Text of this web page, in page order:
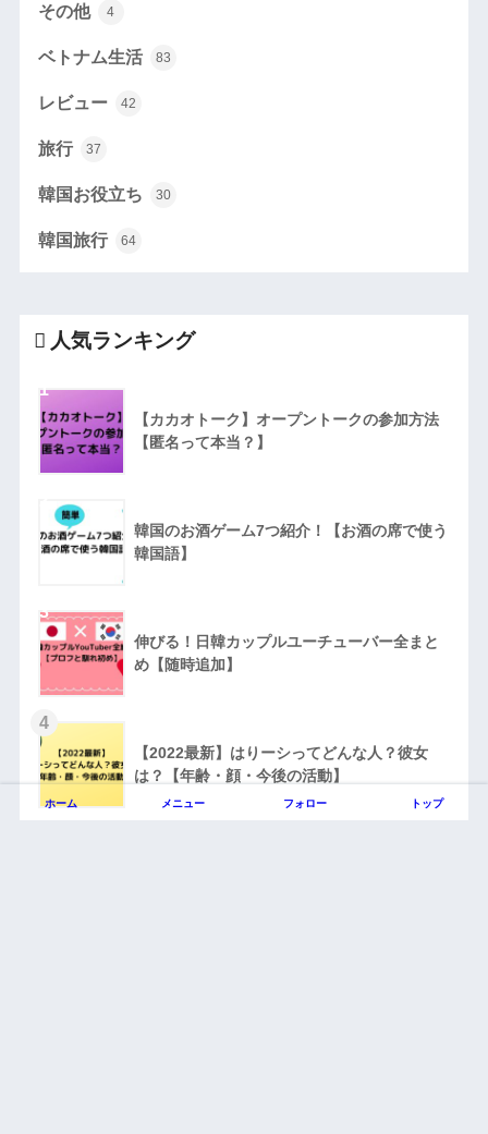
その他 4
ベトナム生活 83
レビュー 42
旅行 37
韓国お役立ち 30
韓国旅行 64
人気ランキング
1
【カカオトーク】オープントークの参加方法
【匿名って本当？】
韓国のお酒ゲーム7つ紹介！【お酒の席で使う
韓国語】
3
伸びる！日韓カップルユーチューバー全まと
め【随時追加】
4
【2022最新】はりーシってどんな人？彼女
は？【年齢・顔・今後の活動】
ホーム メニュー フォロー トップ